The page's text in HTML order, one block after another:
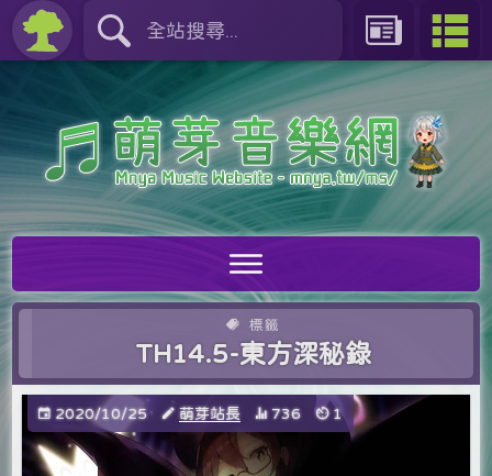
標籤
TH14.5-東方深秘錄
2020/10/25 萌芽站長 736 1